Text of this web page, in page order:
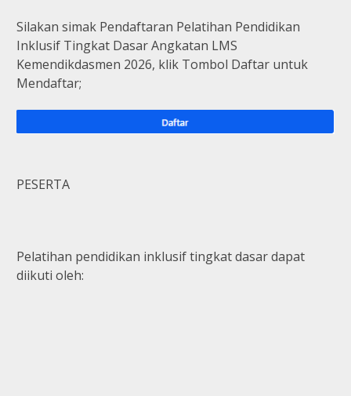
Silakan simak Pendaftaran Pelatihan Pendidikan
Inklusif Tingkat Dasar Angkatan LMS
Kemendikdasmen 2026, klik Tombol Daftar untuk
Mendaftar;
PESERTA
Pelatihan pendidikan inklusif tingkat dasar dapat
diikuti oleh: